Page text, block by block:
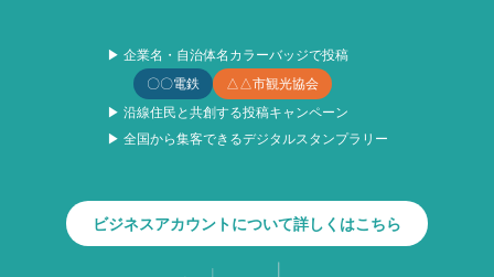
▶ 企業名・自治体名カラーバッジで投稿
〇〇電鉄
△△市観光協会
▶ 沿線住民と共創する投稿キャンペーン
▶ 全国から集客できるデジタルスタンプラリー
ビジネスアカウントについて詳しくはこちら